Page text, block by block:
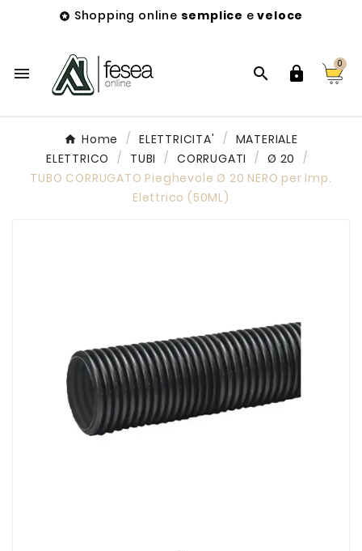
 Shopping online semplice eveloce
  
0
Home ELETTRICITA'
MATERIALE
ELETTRICO
TUBI CORRUGATI
Ø 20
TUBO CORRUGATO Pieghevole Ø 20 NERO per Imp.
Elettrico (50ML)